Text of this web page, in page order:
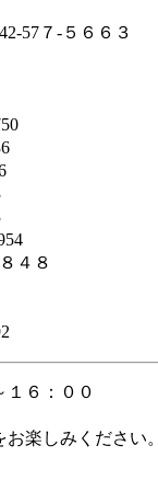
57７-５６６３
８
６：００
楽しみください。